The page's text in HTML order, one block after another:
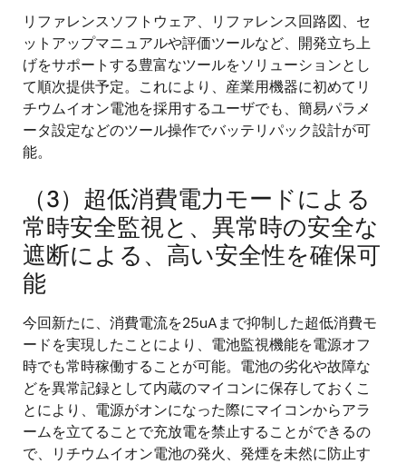
リファレンスソフトウェア、リファレンス回路図、セ
ットアップマニュアルや評価ツールなど、開発立ち上
げをサポートする豊富なツールをソリューションとし
て順次提供予定。これにより、産業用機器に初めてリ
チウムイオン電池を採用するユーザでも、簡易パラメ
ータ設定などのツール操作でバッテリパック設計が可
能。
（3）超低消費電力モードによる
常時安全監視と、異常時の安全な
遮断による、高い安全性を確保可
能
今回新たに、消費電流を25uAまで抑制した超低消費モ
ードを実現したことにより、電池監視機能を電源オフ
時でも常時稼働することが可能。電池の劣化や故障な
どを異常記録として内蔵のマイコンに保存しておくこ
とにより、電源がオンになった際にマイコンからアラ
ームを立てることで充放電を禁止することができるの
で、リチウムイオン電池の発火、発煙を未然に防止す